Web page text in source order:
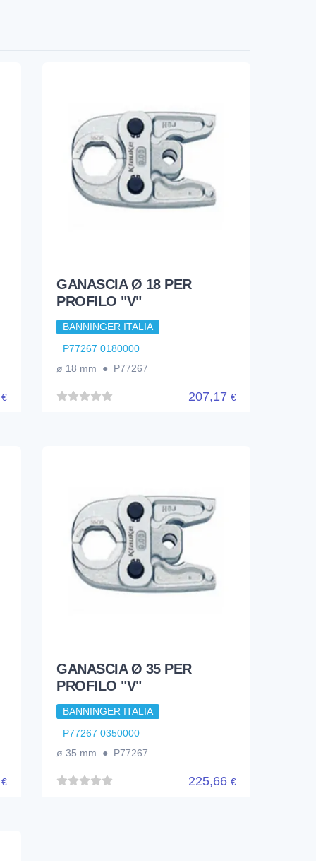
€
GANASCIA Ø 18 PER
PROFILO "V"
BANNINGER ITALIA
P77267 0180000
ø 18 mm ● P77267
207,17 €
€
GANASCIA Ø 35 PER
PROFILO "V"
BANNINGER ITALIA
P77267 0350000
ø 35 mm ● P77267
225,66 €